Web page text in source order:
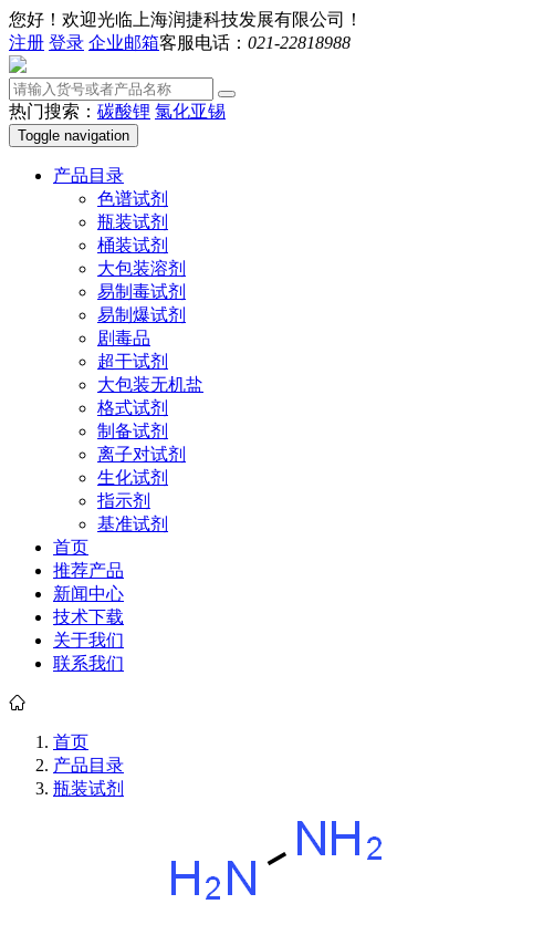
您好！欢迎光临上海润捷科技发展有限公司！
注册 登录 企业邮箱客服电话： 021-22818988
热门搜索： 碳酸锂 氯化亚锡
Toggle navigation
产品目录
色谱试剂
瓶装试剂
桶装试剂
大包装溶剂
易制毒试剂
易制爆试剂
剧毒品
超干试剂
大包装无机盐
格式试剂
制备试剂
离子对试剂
生化试剂
指示剂
基准试剂
首页
推荐产品
新闻中心
技术下载
关于我们
联系我们
首页
产品目录
瓶装试剂